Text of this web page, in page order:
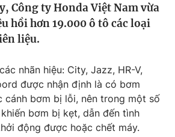
Công ty Honda Việt Nam vừa
hồi hơn 19.000 ô tô các loại
liệu.
nhãn hiệu: City, Jazz, HR-V,
được nhận định là có bơm
cánh bơm bị lỗi, nên trong một số
bơm bị kẹt, dẫn đến tình
động được hoặc chết máy.